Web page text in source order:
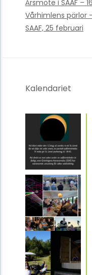
Årsmöte i SAAF –
Vårhimlens pärlor
SAAF, 25 februari
Kalendariet